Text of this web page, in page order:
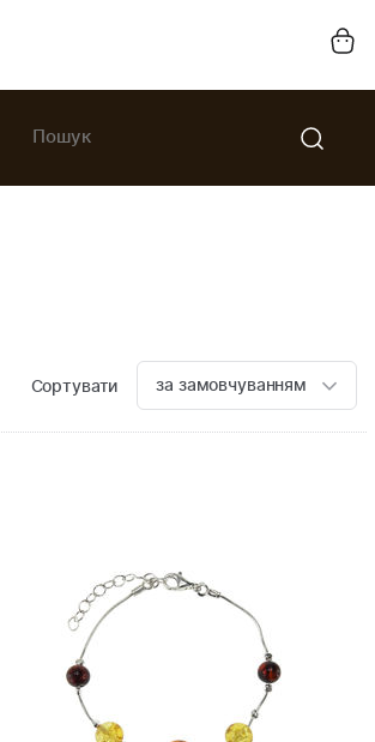
Сортувати за замовчуванням